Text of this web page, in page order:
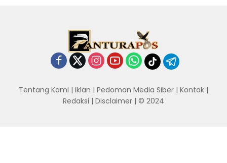
Tentang Kami | Iklan | Pedoman Media Siber | Kontak |
Redaksi | Disclaimer | © 2024